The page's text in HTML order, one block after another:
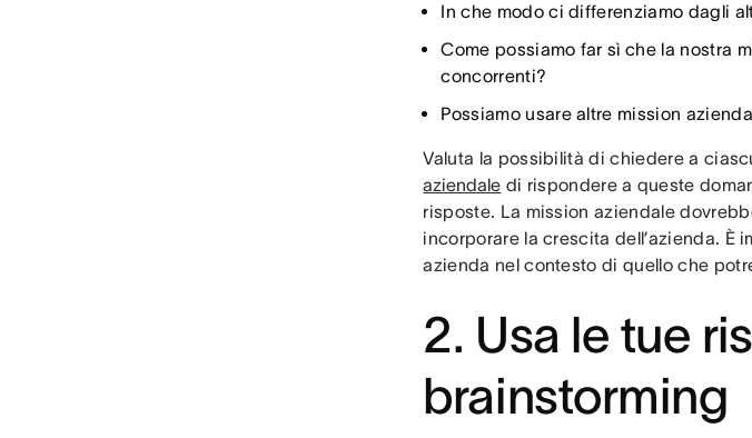
In che modo ci differenziamo dagli
Come possiamo far sì che la nostra
concorrenti?
Possiamo usare altre mission
Valuta la possibilità di chiedere a
aziendale di rispondere a queste
risposte. La mission aziendale
incorporare la crescita dell’azienda. È
azienda nel contesto di quello che
2. Usa le tue
brainstorming